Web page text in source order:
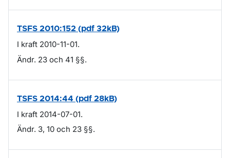
TSFS 2010:152 (pdf 32kB)
I kraft 2010-11-01.
Ändr. 23 och 41 §§.
TSFS 2014:44 (pdf 28kB)
I kraft 2014-07-01.
Ändr. 3, 10 och 23 §§.